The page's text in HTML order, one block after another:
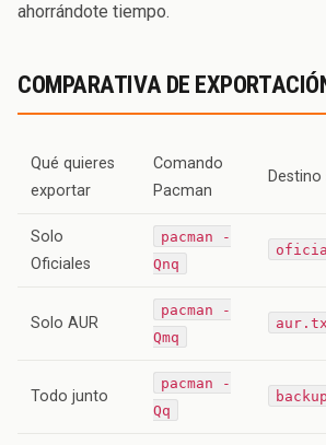
ahorrándote tiempo.
COMPARATIVA DE
Qué quieres
exportar
Comando
Pacman
Solo
Oficiales
pacman -
Qnq
Solo AUR
pacman -
Qmq
Todo junto
pacman -
Qq